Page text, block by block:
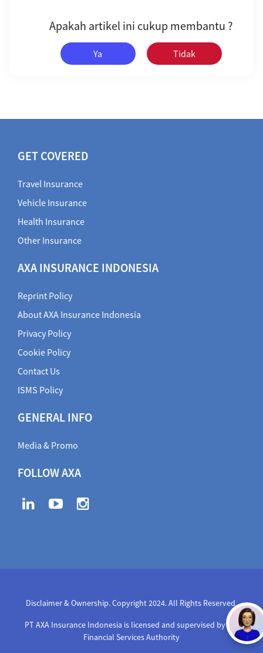
Apakah artikel ini cukup membantu ?
Ya Tidak
GET COVERED
Travel Insurance
Vehicle Insurance
Health Insurance
Other Insurance
AXA INSURANCE INDONESIA
Reprint Policy
About AXA Insurance Indonesia
Privacy Policy
Cookie Policy
Contact Us
ISMS Policy
GENERAL INFO
Media & Promo
FOLLOW AXA
Disclaimer & Ownership. Copyright 2024. All Rights Reserved,
PT AXA Insurance Indonesia is licensed and supervised by the
Financial Services Authority